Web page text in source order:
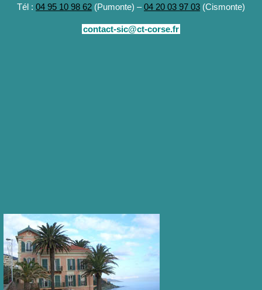
Tél : 04 95 10 98 62 (Pumonte) –04 20 03 97 03 (Cismonte)
contact-sic@ct-corse.fr